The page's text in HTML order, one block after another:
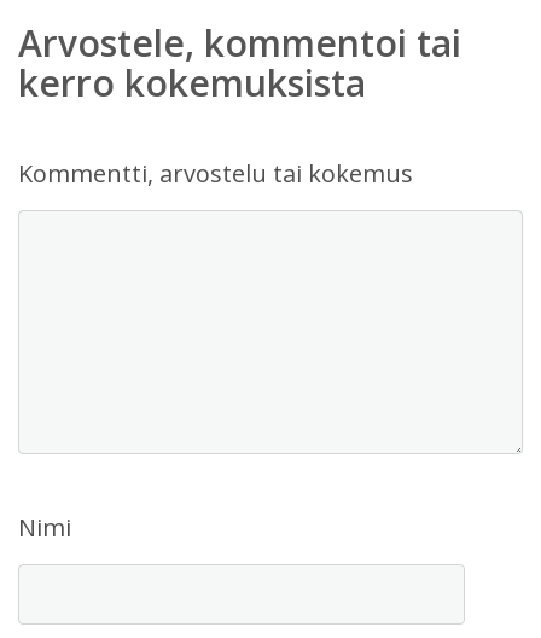
Arvostele, kommentoi tai
kerro kokemuksista
Kommentti, arvostelu tai kokemus
Nimi